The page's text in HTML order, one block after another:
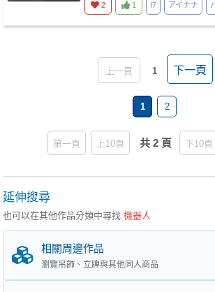
2 1 I7 アイナナ
上一頁 1 下一頁
1 2
第一頁 上10頁 共 2 頁 下10頁
延伸搜尋
也可以在其他作品分類中尋找機器人
相關周邊作品
瀏覽吊飾、立牌與其他同人商品